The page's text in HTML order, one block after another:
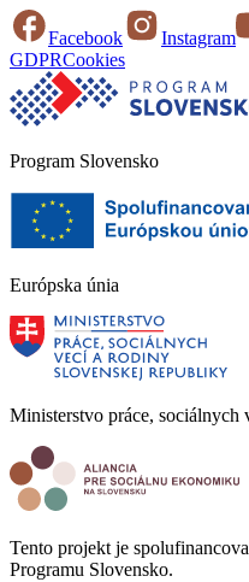
Facebook Instagram
GDPRCookies
Program Slovensko
Európska únia
Ministerstvo práce,
Tento projekt je
Programu Slovensko.